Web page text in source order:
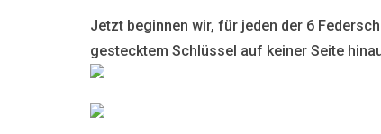
Jetzt beginnen wir, für jeden der 6
gestecktem Schlüssel auf keiner Seite